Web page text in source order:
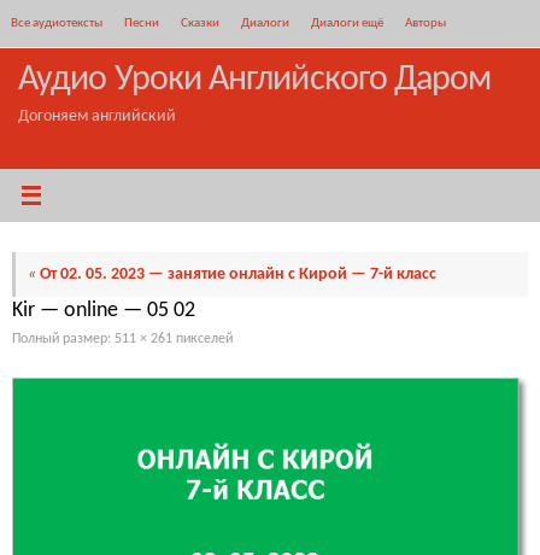
содержимому
Все аудиотексты Песни Сказки Диалоги Диалоги ещё Авторы
Аудио Уроки Английского Даром
Догоняем английский
« От 02. 05. 2023 — занятие онлайн с Кирой — 7-й класс
Kir — online — 05 02
Полный размер: 511 × 261 пикселей